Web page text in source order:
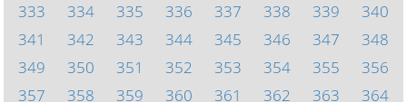
333
334 335 336 337 338 339
340
341
342 343 344 345 346 347
348
349
350 351 352 353 354 355
356
357
358 359 360 361 362 363 364